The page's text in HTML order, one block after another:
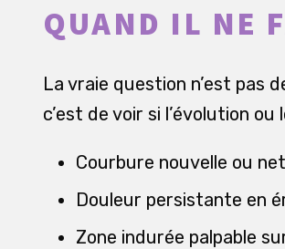
QUAND IL NE
La vraie question n’est pas
c’est de voir si l’évolution
Courbure nouvelle ou
Douleur persistante en
Zone indurée palpable